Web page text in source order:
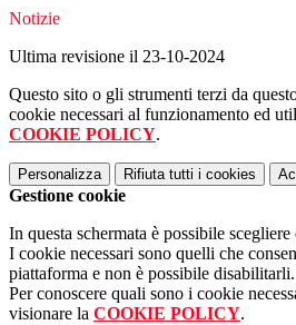
Notizie
Ultima revisione il 23-10-2024
Questo sito o gli strumenti terzi da
cookie necessari al funzionamento ed
COOKIE POLICY.
Personalizza Rifiuta tutti i cookies
Gestione cookie
In questa schermata è possibile
I cookie necessari sono quelli che
piattaforma e non è possibile disabilitarli.
Per conoscere quali sono i cookie
visionare la COOKIE POLICY.